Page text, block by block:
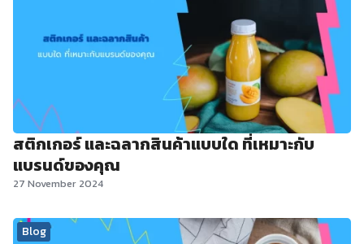
สติกเกอร์ และฉลากสินค้าแบบใด ที่เหมาะกับ
แบรนด์ของคุณ
27 November 2024
Blog